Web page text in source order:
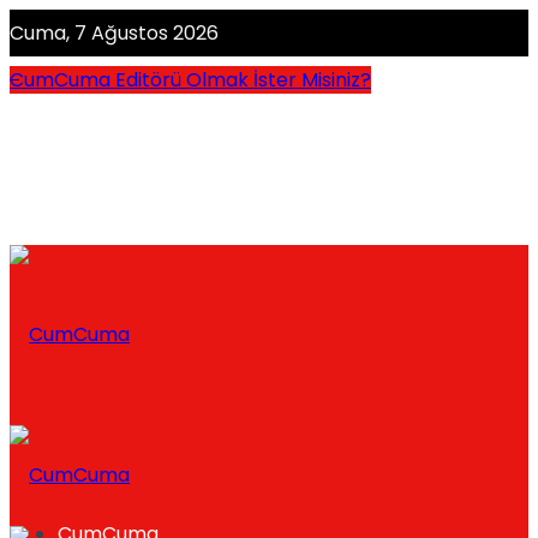
Cuma, 7 Ağustos 2026
CumCuma Editörü Olmak İster Misiniz?